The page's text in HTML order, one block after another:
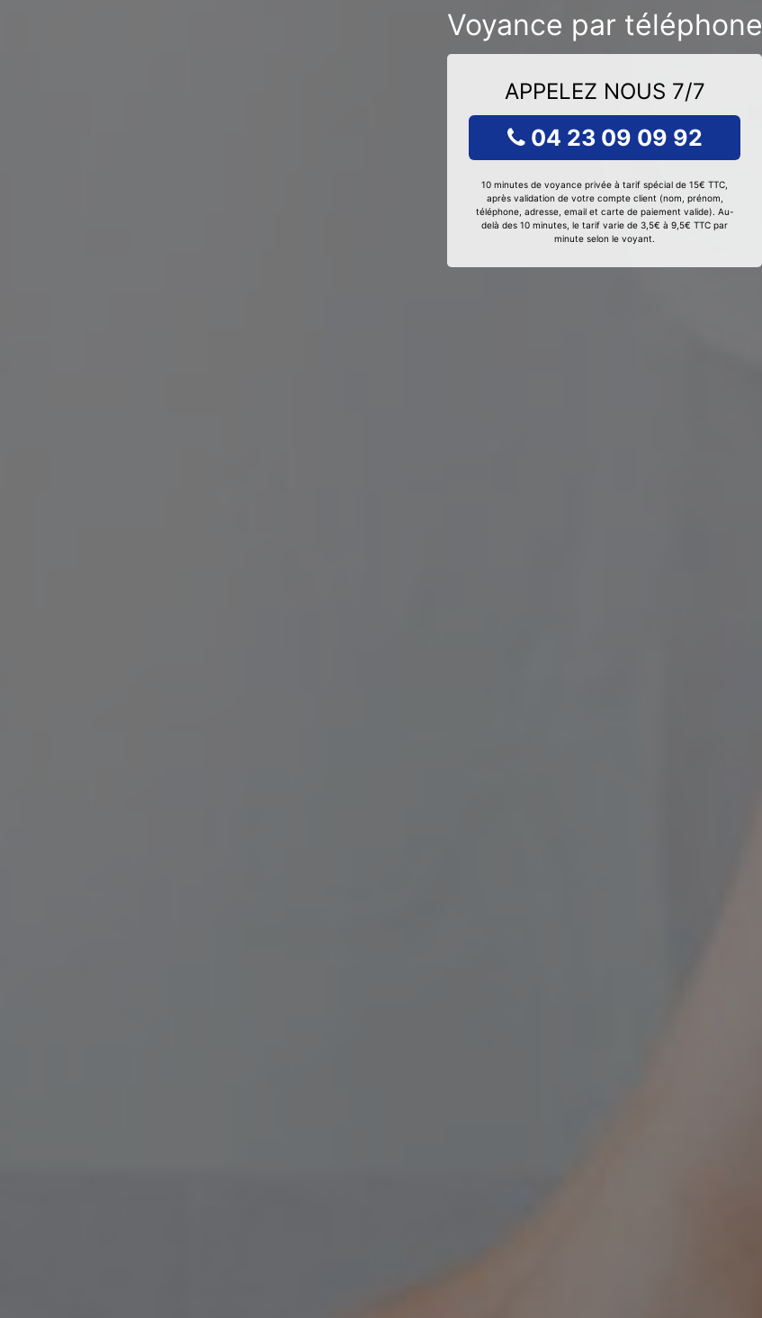
Voyance par téléphone
APPELEZ NOUS 7/7
04 23 09 09 92
10 minutes de voyance privée à tarif spécial de 15€ TTC,
après validation de votre compte client (nom, prénom,
téléphone, adresse, email et carte de paiement valide). Au-
delà des 10 minutes, le tarif varie de 3,5€ à 9,5€ TTC par
minute selon le voyant.